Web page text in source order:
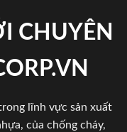
CHUYÊN
lĩnh vực sản xuất
của chống cháy,